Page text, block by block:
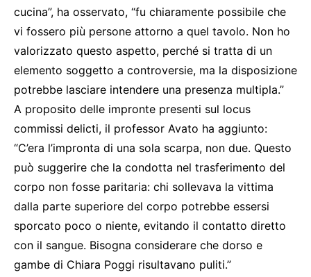
cucina”, ha osservato, “fu chiaramente possibile che
vi fossero più persone attorno a quel tavolo. Non ho
valorizzato questo aspetto, perché si tratta di un
elemento soggetto a controversie, ma la disposizione
potrebbe lasciare intendere una presenza multipla.”
A proposito delle impronte presenti sul locus
commissi delicti, il professor Avato ha aggiunto:
“C’era l’impronta di una sola scarpa, non due. Questo
può suggerire che la condotta nel trasferimento del
corpo non fosse paritaria: chi sollevava la vittima
dalla parte superiore del corpo potrebbe essersi
sporcato poco o niente, evitando il contatto diretto
con il sangue. Bisogna considerare che dorso e
gambe di Chiara Poggi risultavano puliti.”